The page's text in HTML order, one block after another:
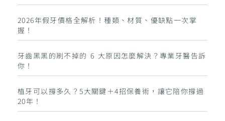
2026年假牙價格全解析！種類、材質、優缺點一次掌
握！
牙齒黑黑的刷不掉的 6 大原因怎麼解決？專業牙醫告訴
你！
植牙可以撐多久？5大關鍵＋4招保養術，讓它陪你撐過
20年！